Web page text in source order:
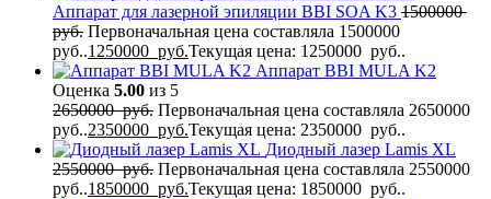
Аппарат для лазерной эпиляции BBI SOA K3 1500000
руб. Первоначальная цена составляла 1500000
руб..1250000 руб.Текущая цена: 1250000 руб..
Аппарат BBI MULA K2
Оценка 5.00 из 5
2650000руб. Первоначальная цена составляла 2650000
руб..2350000 руб.Текущая цена: 2350000 руб..
Диодный лазер Lamis XL
2550000руб. Первоначальная цена составляла 2550000
руб..1850000 руб.Текущая цена: 1850000 руб..